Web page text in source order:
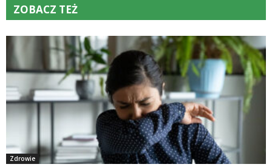
ZOBACZ TEŻ
Zdrowie